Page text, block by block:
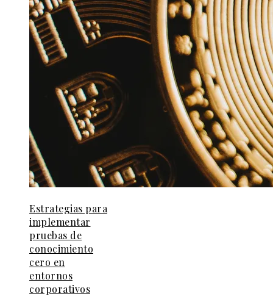
Estrategias para
implementar
pruebas de
conocimiento
cero en
entornos
corporativos